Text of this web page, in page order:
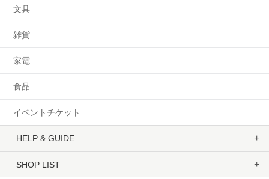
文具
雑貨
家電
食品
イベントチケット
HELP & GUIDE
SHOP LIST